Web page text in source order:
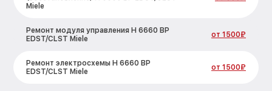
Miele
Ремонт модуля управления H 6660 BP
EDST/CLST Miele
от 1500₽
Ремонт электросхемы H 6660 BP
EDST/CLST Miele
от 1500₽